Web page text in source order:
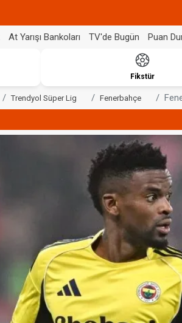
At Yarışı Bankoları TV'de Bugün Puan
Fikstür
Trendyol Süper Lig Fenerbahçe